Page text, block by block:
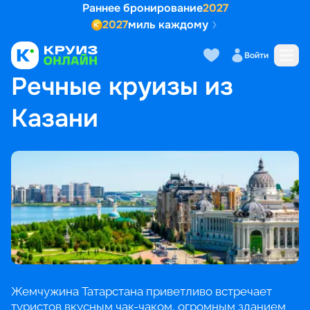
Раннее бронирование2027
2027миль каждому
Войти
ГЛАВНАЯ • ПОПУЛЯРНЫЕ НАПРАВЛЕНИЯ РЕЧНЫЕ КРУИЗЫ ИЗ КАЗАНИ
Речные круизы из
Казани
Жемчужина Татарстана приветливо встречает
туристов вкусным чак-чаком, огромным зданием